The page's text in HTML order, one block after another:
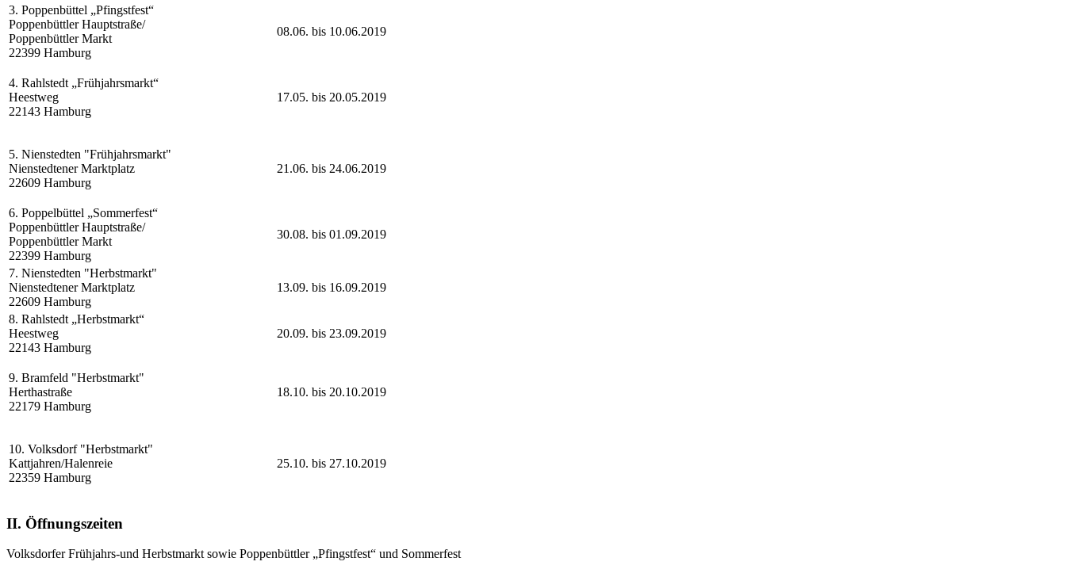
3. Poppenbüttel „Pfingstfest“
Poppenbüttler Hauptstraße/
Poppenbüttler Markt
22399 Hamburg
08.06. bis 10.06.2019
4. Rahlstedt „Frühjahrsmarkt“
Heestweg
22143 Hamburg
17.05. bis 20.05.2019
5. Nienstedten "Frühjahrsmarkt"
Nienstedtener Marktplatz
22609 Hamburg
21.06. bis 24.06.2019
6. Poppelbüttel „Sommerfest“
Poppenbüttler Hauptstraße/
Poppenbüttler Markt
22399 Hamburg
30.08. bis 01.09.2019
7. Nienstedten "Herbstmarkt"
Nienstedtener Marktplatz
22609 Hamburg
13.09. bis 16.09.2019
8. Rahlstedt „Herbstmarkt“
Heestweg
22143 Hamburg
20.09. bis 23.09.2019
9. Bramfeld "Herbstmarkt"
Herthastraße
22179 Hamburg
18.10. bis 20.10.2019
10. Volksdorf "Herbstmarkt"
Kattjahren/Halenreie
22359 Hamburg
25.10. bis 27.10.2019
II. Öffnungszeiten
Volksdorfer Frühjahrs-und Herbstmarkt sowie Poppenbüttler „Pfingstfest“ und Sommerfest